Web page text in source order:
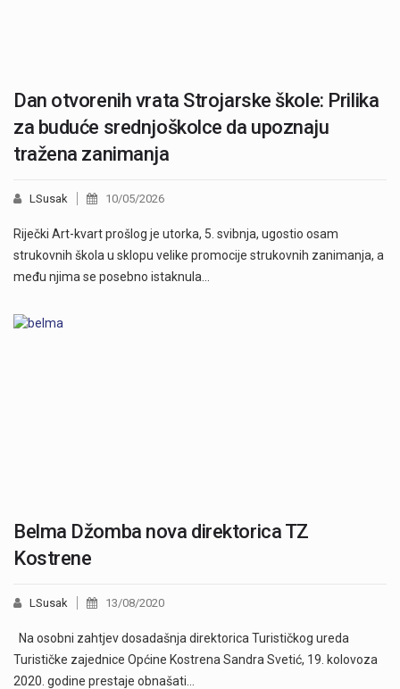
Dan otvorenih vrata Strojarske škole: Prilika
za buduće srednjoškolce da upoznaju
tražena zanimanja
LSusak 10/05/2026
Riječki Art-kvart prošlog je utorka, 5. svibnja, ugostio osam
strukovnih škola u sklopu velike promocije strukovnih zanimanja, a
među njima se posebno istaknula…
Belma Džomba nova direktorica TZ
Kostrene
LSusak 13/08/2020
Na osobni zahtjev dosadašnja direktorica Turističkog ureda
Turističke zajednice Općine Kostrena Sandra Svetić, 19. kolovoza
2020. godine prestaje obnašati…